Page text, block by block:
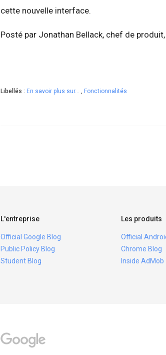
cette nouvelle interface.
Posté par Jonathan Bellack, chef de
Libellés : En savoir plus sur... , Fonctionnalités
L'entreprise
Official Google Blog
Public Policy Blog
Student Blog
Les produits
Official
Chrome Blog
Inside AdMob